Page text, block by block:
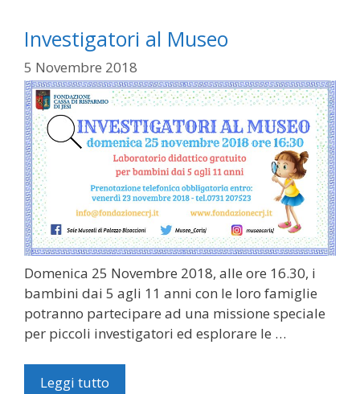
Investigatori al Museo
5 Novembre 2018
Domenica 25 Novembre 2018, alle ore 16.30, i
bambini dai 5 agli 11 anni con le loro famiglie
potranno partecipare ad una missione speciale
per piccoli investigatori ed esplorare le …
Leggi tutto